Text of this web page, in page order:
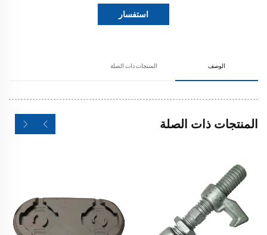
استفسار
الوصف المنتجات ذات الصلة
المنتجات ذات الصلة